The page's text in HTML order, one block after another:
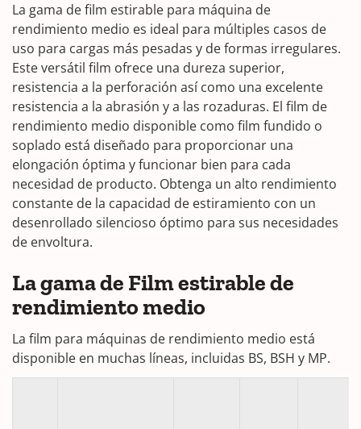
La gama de film estirable para máquina de
rendimiento medio es ideal para múltiples casos de
uso para cargas más pesadas y de formas irregulares.
Este versátil film ofrece una dureza superior,
resistencia a la perforación así como una excelente
resistencia a la abrasión y a las rozaduras. El film de
rendimiento medio disponible como film fundido o
soplado está diseñado para proporcionar una
elongación óptima y funcionar bien para cada
necesidad de producto. Obtenga un alto rendimiento
constante de la capacidad de estiramiento con un
desenrollado silencioso óptimo para sus necesidades
de envoltura.
La gama de Film estirable de
rendimiento medio
La film para máquinas de rendimiento medio está
disponible en muchas líneas, incluidas BS, BSH y MP.